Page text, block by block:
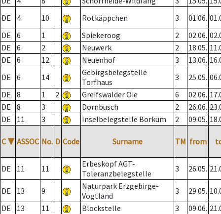
DE
4 10 Rotkäppchen 3 01.06.
DE
6 1 Spiekeroog 2 02.06.
DE
6 2 Neuwerk 2 18.05.
DE
6 12 Neuenhof 3 13.06.
DE
6 14
Gebirgsbelegstelle
Torfhaus
3 25.05.
DE
8 1 2 Greifswalder Oie 6 02.06.
DE
8 3 Dornbusch 2 26.06.
DE
11 3 Inselbelegstelle Borkum 2 09.05.
C ▼ ASSOC No. D Code Surname TM from
DE 11 11
Erbeskopf AGT-
Toleranzbelegstelle
3 26.05.
DE 13 9
Naturpark Erzgebirge-
Vogtland
3 29.05.
DE
13 11 Blockstelle 3 09.06.